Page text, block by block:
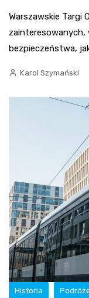
Warszawskie Targi
bezpieczeństwa,
Karol Szymański
Historia